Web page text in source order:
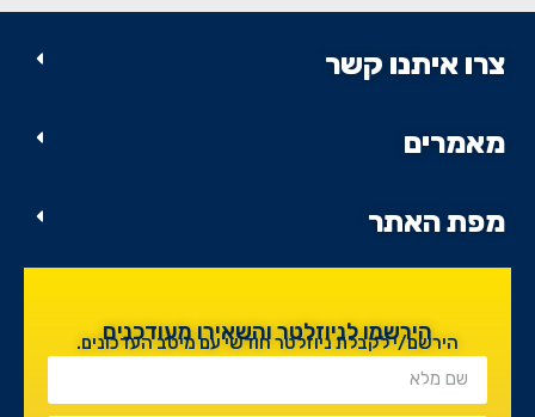
האפשרויות
צרו איתנו קשר
מאמרים
מפת האתר
הירשמו לניוזלטר והשאירו מעודכנים
הירשם/י לקבלת ניוזלטר חודשי עם מיטב העדכונים.